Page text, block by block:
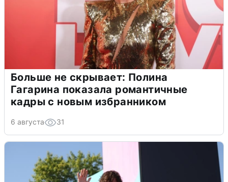
Больше не скрывает: Полина
Гагарина показала романтичные
кадры с новым избранником
6 августа 31